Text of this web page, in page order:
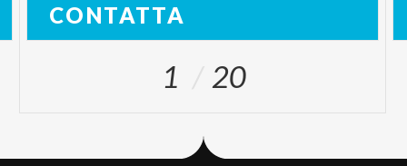
CONTATTA
1 20